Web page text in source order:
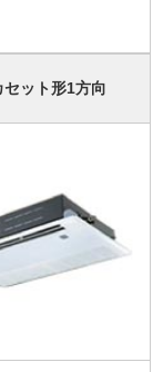
セット形1方向